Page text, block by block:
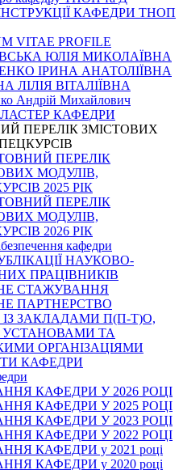
КАФЕДРИ ТНОП
VITAE PROFILE
ЮЛІЯ МИКОЛАЇВНА
ІРИНА АНАТОЛІЇВНА
ЛІЛІЯ ВІТАЛІЇВНА
Андрій Михайлович
КАФЕДРИ
ПЕРЕЛІК ЗМІСТОВИХ
ПЕРЕЛІК
МОДУЛІВ,
2025 РІК
ПЕРЕЛІК
МОДУЛІВ,
2026 РІК
кафедри
НАУКОВО-
ПРАЦІВНИКІВ
СТАЖУВАННЯ
ПАРТНЕРСТВО
ЗАКЛАДАМИ П(П-Т)О,
УСТАНОВАМИ ТА
ОРГАНІЗАЦІЯМИ
КАФЕДРИ
КАФЕДРИ У 2026 РОЦІ
КАФЕДРИ У 2025 РОЦІ
КАФЕДРИ У 2023 РОЦІ
КАФЕДРИ У 2022 РОЦІ
КАФЕДРИ у 2021 році
КАФЕДРИ у 2020 році